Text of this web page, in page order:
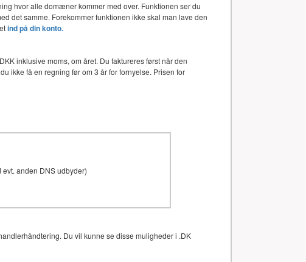
hvor alle domæner kommer med over. Funktionen ser du
det samme. Forekommer funktionen ikke skal man lave den
ind på din konto.
inklusive moms, om året. Du faktureres først når den
ikke få en regning før om 3 år for fornyelse. Prisen for
anden DNS udbyder)
Du vil kunne se disse muligheder i .DK